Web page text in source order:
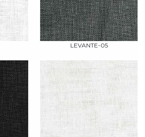
LEVANTE-05